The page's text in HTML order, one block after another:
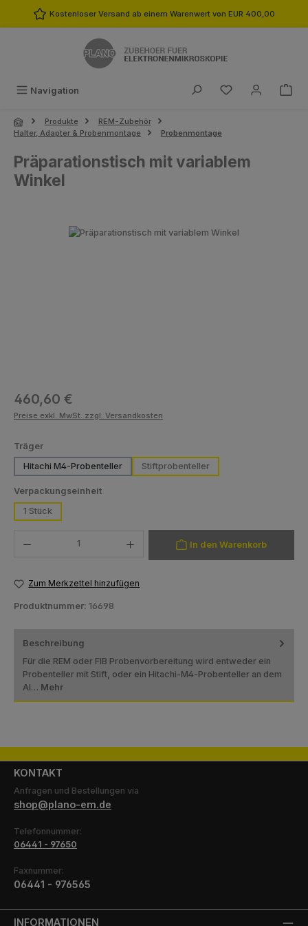
Zum Hauptinhalt springen
Kostenloser Versand ab einem Warenwert von EUR 400,00
Navigation Du hast 0
Produkte
REM-Zubehör
Halter, Adapter & Probenmontage
Probenmontage
Präparationstisch mit variablem
Winkel
Bildergalerie überspringen
Regulärer Preis:
460,60 €
Preise exkl. MwSt. zzgl. Versandkosten
Trägerauswählen
Hitachi M4-Probenteller
Stiftprobenteller
Verpackungseinheitauswählen
1 Stück
In den Warenkorb
Zum Merkzettel hinzufügen
Produktnummer: 16698
Beschreibung
Für die REM oder FIB Probenvorbereitung wird entweder ein
Probenteller mit Stift, oder ein Hitachi-M4-Probenteller an dem
Al… Mehr
KONTAKT
Anfragen und Bestellungen via
shop@plano-em.de
Telefonnummer:
06441 - 97650
Faxnummer:
06441 - 976565
INFORMATIONEN